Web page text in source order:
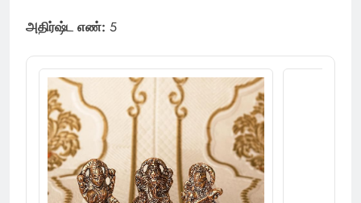
அதிர்ஷ்ட எண்: 5